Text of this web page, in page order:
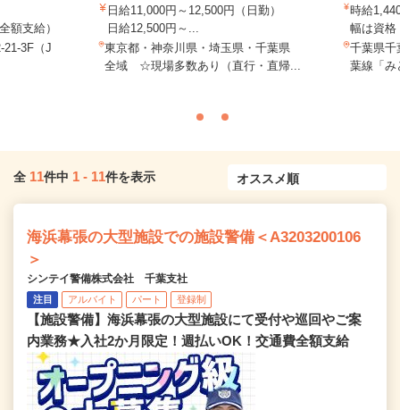
額支給）
21-3F（J
日給11,000円～12,500円（日勤）
日給12,500円～...
東京都・神奈川県・埼玉県・千葉県
全域 ☆現場多数あり（直行・直帰...
時給
幅は資
千葉県千
葉線「み
全 11件中 1 - 11件を表示
海浜幕張の大型施設での施設警備＜A3203200106
＞
シンテイ警備株式会社 千葉支社
注目 アルバイト パート 登録制
【施設警備】海浜幕張の大型施設にて受付や巡回やご案
内業務★入社2か月限定！週払いOK！交通費全額支給